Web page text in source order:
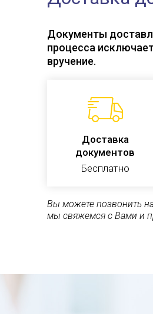
Документы
процесса
вручение.
Доставка
документов
Бесплатно
Вы можете позвонить
мы свяжемся с Вами и